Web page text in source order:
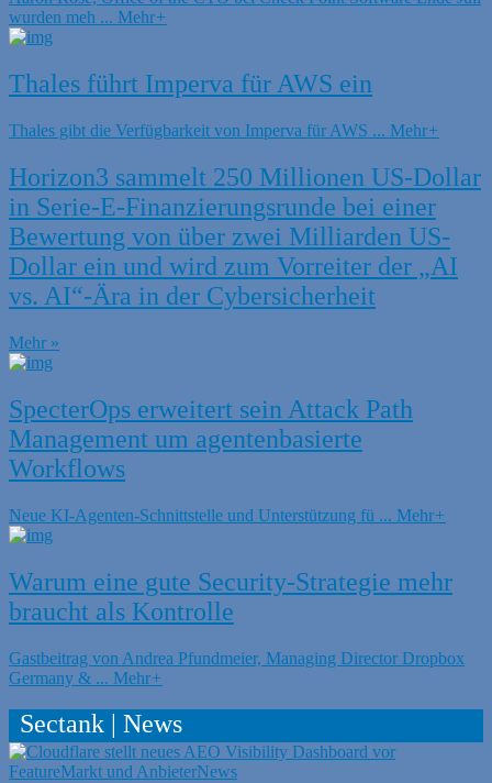
wurden meh ... Mehr+
Thales führt Imperva für AWS ein
Thales gibt die Verfügbarkeit von Imperva für AWS ... Mehr+
Horizon3 sammelt 250 Millionen US-Dollar
in Serie-E-Finanzierungsrunde bei einer
Bewertung von über zwei Milliarden US-
Dollar ein und wird zum Vorreiter der „AI
vs. AI“-Ära in der Cybersicherheit
Mehr »
SpecterOps erweitert sein Attack Path
Management um agentenbasierte
Workflows
Neue KI-Agenten-Schnittstelle und Unterstützung fü ... Mehr+
Warum eine gute Security-Strategie mehr
braucht als Kontrolle
Gastbeitrag von Andrea Pfundmeier, Managing Director Dropbox
Germany & ... Mehr+
Sectank | News
FeatureMarkt und AnbieterNews